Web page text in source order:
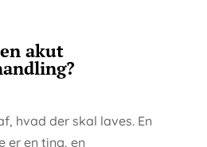
akut
hvad der skal laves. En
er en ting, en